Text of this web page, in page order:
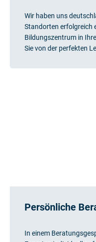
Wir haben uns
Standorten erfolgreich
Bildungszentrum in
Sie von der perfekten
Persönliche
In einem